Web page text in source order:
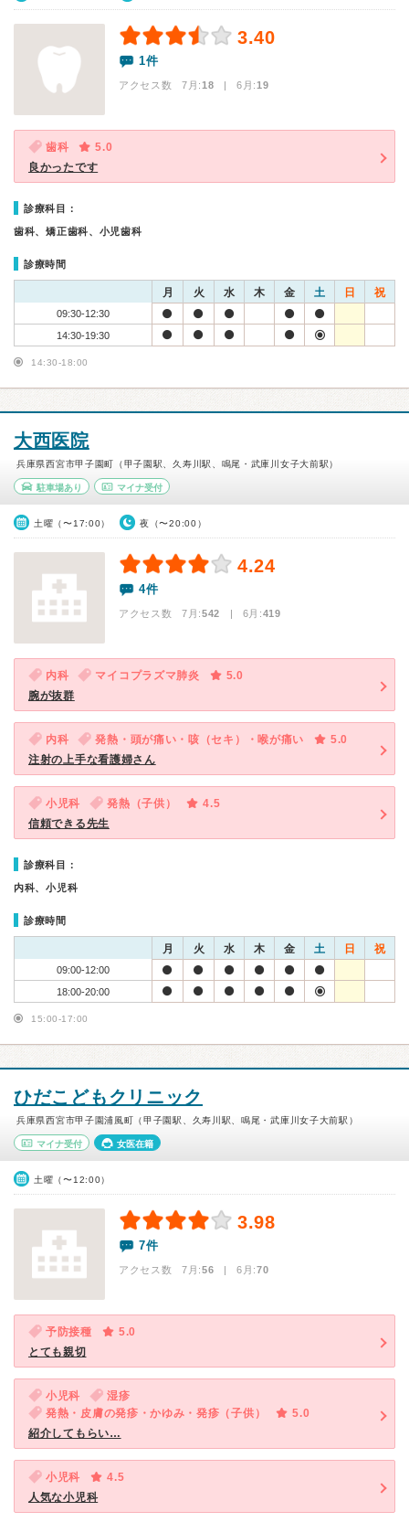
3.40
1件
アクセス数 7月:18 | 6月:19
歯科
5.0
良かったです
診療科目：
歯科、矯正歯科、小児歯科
診療時間
月 火 水 木 金 土 日 祝
09:30-12:30
14:30-19:30
14:30-18:00
大西医院
兵庫県西宮市甲子園町（甲子園駅、久寿川駅、鳴尾・武庫川女子大前駅）
駐車場あり マイナ受付
土曜（〜17:00） 夜（〜20:00）
4.24
4件
アクセス数 7月:542 | 6月:419
内科 マイコプラズマ肺炎
5.0
腕が抜群
内科 発熱・頭が痛い・咳（セキ）・喉が痛い
5.0
注射の上手な看護婦さん
小児科 発熱（子供）
4.5
信頼できる先生
診療科目：
内科、小児科
診療時間
月 火 水 木 金 土 日 祝
09:00-12:00
18:00-20:00
15:00-17:00
ひだこどもクリニック
兵庫県西宮市甲子園浦風町（甲子園駅、久寿川駅、鳴尾・武庫川女子大前駅）
マイナ受付 女医在籍
土曜（〜12:00）
3.98
7件
アクセス数 7月:56 | 6月:70
予防接種
5.0
とても親切
小児科
湿疹
発熱・皮膚の発疹・かゆみ・発疹（子供）
5.0
紹介してもらい…
小児科
4.5
人気な小児科